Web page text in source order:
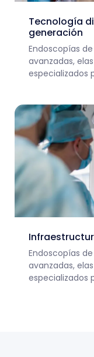
Tecnología
generación
Endoscopías
avanzadas,
especializados
Endoscopías
avanzadas,
especializados